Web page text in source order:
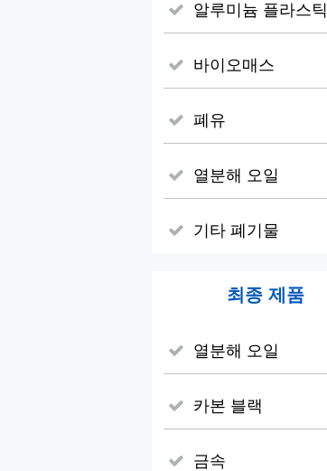
알루미늄 플라스틱
바이오매스
폐유
열분해 오일
기타 폐기물
최종 제품
열분해 오일
카본 블랙
금속